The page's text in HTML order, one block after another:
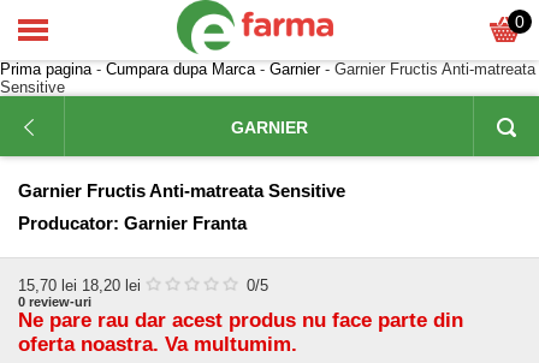
0
Prima pagina- Cumpara dupa Marca- Garnier- Garnier Fructis Anti-matreata
Sensitive
GARNIER
Garnier Fructis Anti-matreata Sensitive
Producator: Garnier Franta
15,70 lei 18,20 lei 0/5
0 review-uri
Ne pare rau dar acest produs nu face parte din
oferta noastra. Va multumim.